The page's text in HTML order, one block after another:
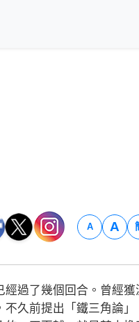
A A
過了幾個回合。曾經獲
不久前提出「鐵三角論